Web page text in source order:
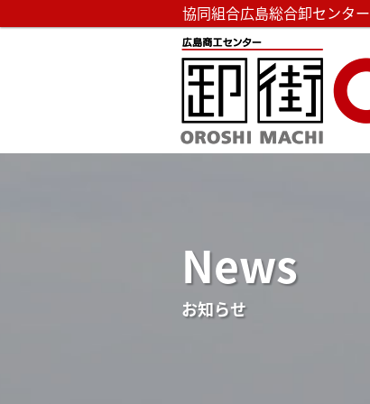
協同組合広島総合卸センター
News
お知らせ